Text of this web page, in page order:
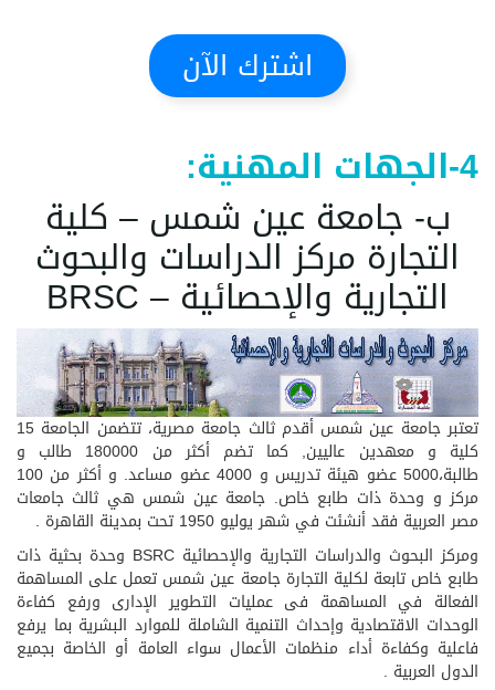
اشترك الآن
4-الجهات المهنية:
ب- جامعة عين شمس – كلية
التجارة مركز الدراسات والبحوث
التجارية والإحصائية – BRSC
تعتبر جامعة عين شمس أقدم ثالث جامعة مصرية، تتضمن الجامعة 15
كلية و معهدين عاليين, كما تضم أكثر من 180000 طالب و
طالبة،5000 عضو هيئة تدريس و 4000 عضو مساعد. و أكثر من 100
مركز و وحدة ذات طابع خاص. جامعة عين شمس هي ثالث جامعات
مصر العربية فقد أنشئت في شهر يوليو 1950 تحت بمدينة القاهرة .
ومركز البحوث والدراسات التجارية والإحصائية BSRC وحدة بحثية ذات
طابع خاص تابعة لكلية التجارة جامعة عين شمس تعمل على المساهمة
الفعالة في المساهمة فى عمليات التطوير الإدارى ورفع كفاءة
الوحدات الاقتصادية وإحداث التنمية الشاملة للموارد البشرية بما يرفع
فاعلية وكفاءة أداء منظمات الأعمال سواء العامة أو الخاصة بجميع
الدول العربية .